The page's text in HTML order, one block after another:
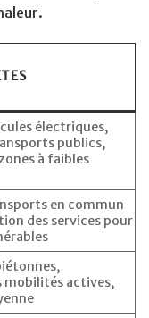
électriques,
publics,
à faibles
en commun
des services pour
mobilités actives,